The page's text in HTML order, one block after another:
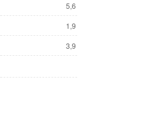
5,6
1,9
3,9